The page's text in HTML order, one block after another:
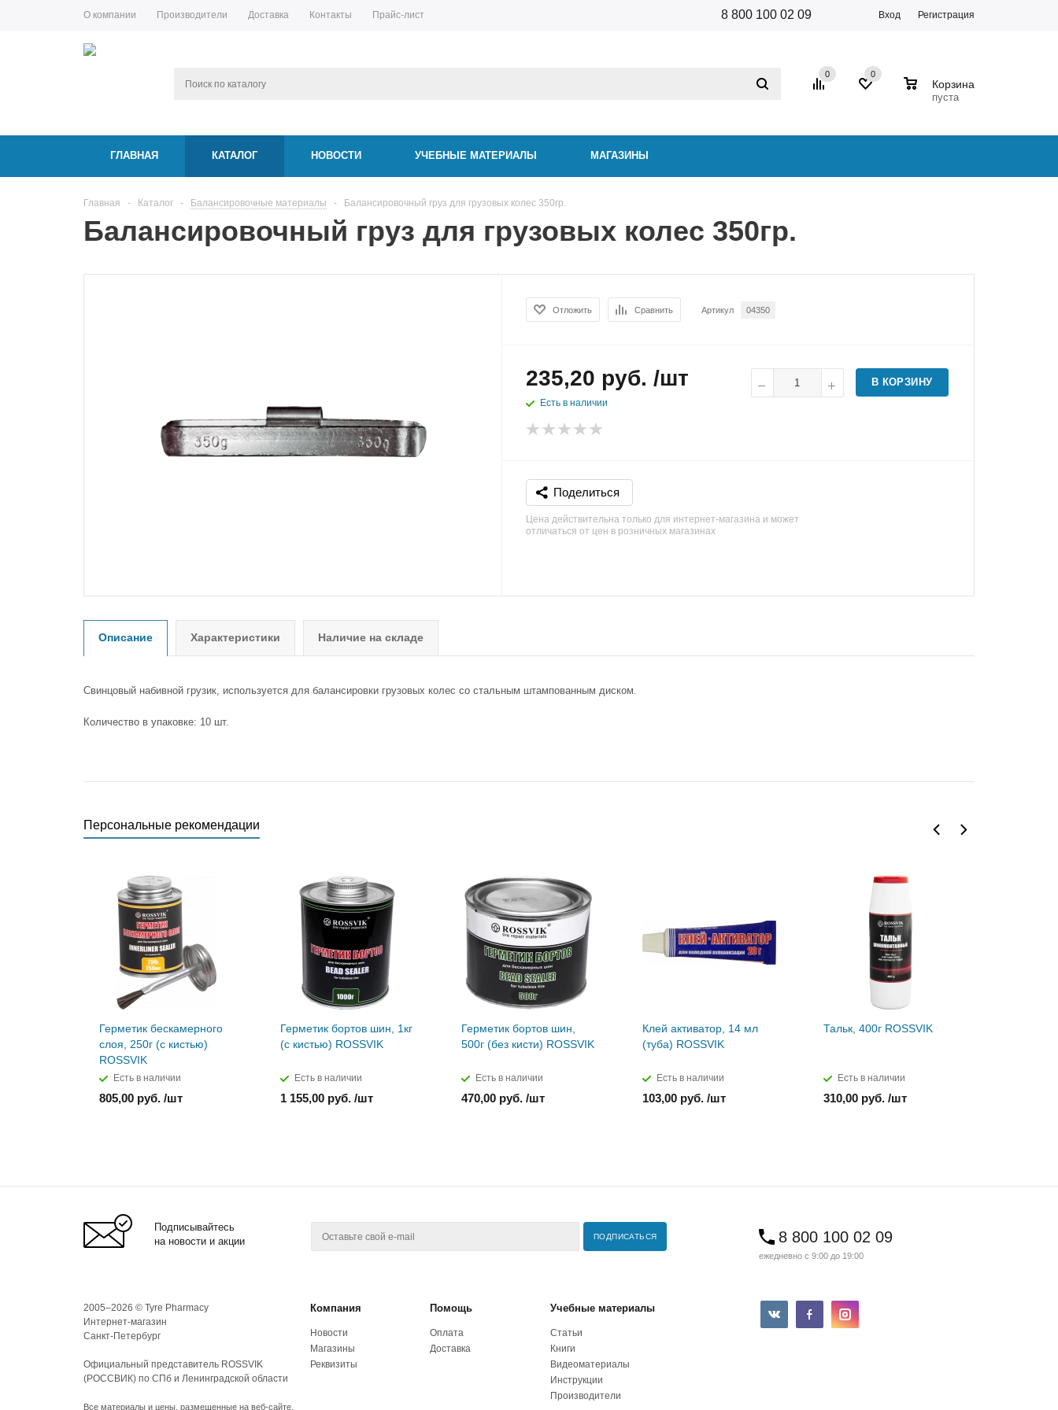
О компании Производители Доставка Контакты Прайс-лист 8 800 100 02 09 Вход Регистрация
0 0
Корзина
пуста
ГЛАВНАЯ КАТАЛОГ НОВОСТИ УЧЕБНЫЕ МАТЕРИАЛЫ МАГАЗИНЫ
Главная - Каталог - Балансировочные материалы - Балансировочный груз для грузовых колес 350гр.
Балансировочный груз для грузовых колес 350гр.
Отложить Сравнить Артикул 04350
235,20 руб. /шт
Есть в наличии
В КОРЗИНУ
Поделиться
Цена действительна только для интернет-магазина и может
отличаться от цен в розничных магазинах
Описание Характеристики Наличие на складе
Свинцовый набивной грузик, используется для балансировки грузовых колес со стальным штампованным диском.
Количество в упаковке: 10 шт.
Персональные рекомендации
Герметик бескамерного
слоя, 250г (с кистью)
ROSSVIK
Есть в наличии
805,00 руб. /шт
Герметик бортов шин, 1кг
(с кистью) ROSSVIK
Есть в наличии
1 155,00 руб. /шт
Герметик бортов шин,
500г (без кисти) ROSSVIK
Есть в наличии
470,00 руб. /шт
Клей активатор, 14 мл
(туба) ROSSVIK
Есть в наличии
103,00 руб. /шт
Тальк, 400г ROSSVIK
Есть в наличии
310,00 руб. /шт
Подписывайтесь
на новости и акции
8 800 100 02 09
ежедневно с 9:00 до 19:00
2005–2026 © Tyre Pharmacy
Интернет-магазин
Санкт-Петербург
Официальный представитель ROSSVIK
(РОССВИК) по СПб и Ленинградской области
Все материалы и цены, размещенные на веб-сайте,
Компания Помощь Учебные материалы
Новости
Магазины
Реквизиты
Оплата
Доставка
Статьи
Книги
Видеоматериалы
Инструкции
Производители